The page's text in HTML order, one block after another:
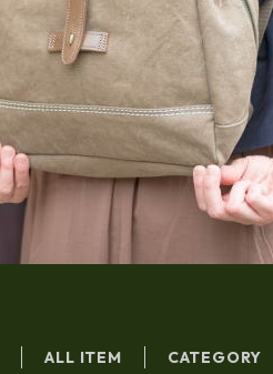
ALL ITEM CATEGORY